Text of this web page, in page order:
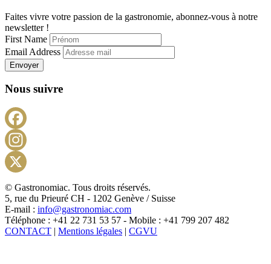
Faites vivre votre passion de la gastronomie, abonnez-vous à notre
newsletter !
First Name
Email Address
Envoyer
Nous suivre
X
© Gastronomiac. Tous droits réservés.
5, rue du Prieuré CH - 1202 Genève / Suisse
E-mail : info@gastronomiac.com
Téléphone : +41 22 731 53 57 - Mobile : +41 799 207 482
CONTACT | Mentions légales | CGVU